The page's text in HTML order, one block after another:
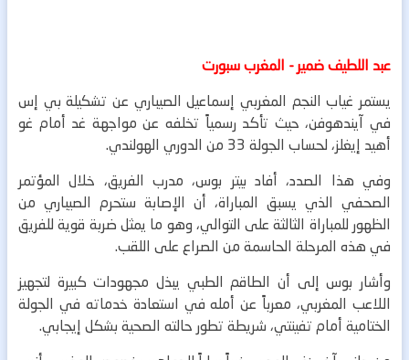
عبد اللطيف ضمير - المغرب سبورت
يستمر غياب النجم المغربي إسماعيل الصيباري عن تشكيلة بي إس
في آيندهوفن، حيث تأكد رسمياً تخلفه عن مواجهة غد أمام غو
أهيد إيغلز، لحساب الجولة 33 من الدوري الهولندي.
وفي هذا الصدد، أفاد بيتر بوس، مدرب الفريق، خلال المؤتمر
الصحفي الذي يسبق المباراة، أن الإصابة ستحرم الصيباري من
الظهور للمباراة الثالثة على التوالي، وهو ما يمثل ضربة قوية للفريق
في هذه المرحلة الحاسمة من الصراع على اللقب.
وأشار بوس إلى أن الطاقم الطبي يبذل مجهودات كبيرة لتجهيز
اللاعب المغربي، معرباً عن أمله في استعادة خدماته في الجولة
الختامية أمام تفينتي، شريطة تطور حالته الصحية بشكل إيجابي.